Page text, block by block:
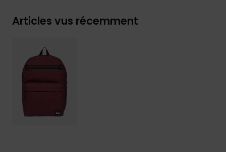
Articles vus récemment